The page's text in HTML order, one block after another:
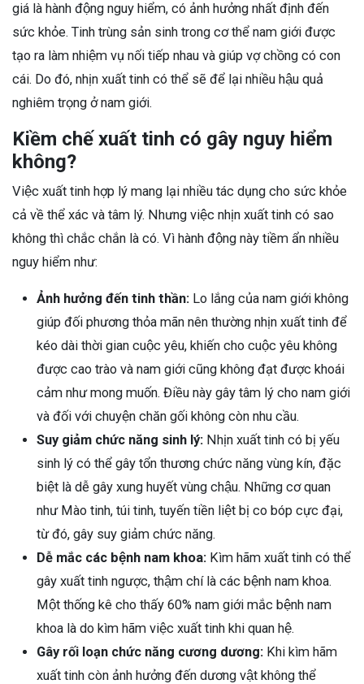
giá là hành động nguy hiểm, có ảnh hưởng nhất định đến
sức khỏe. Tinh trùng sản sinh trong cơ thể nam giới được
tạo ra làm nhiệm vụ nối tiếp nhau và giúp vợ chồng có con
cái. Do đó, nhịn xuất tinh có thể sẽ để lại nhiều hậu quả
nghiêm trọng ở nam giới.
Kiềm chế xuất tinh có gây nguy hiểm
không?
Việc xuất tinh hợp lý mang lại nhiều tác dụng cho sức khỏe
cả về thể xác và tâm lý. Nhưng việc nhịn xuất tinh có sao
không thì chắc chắn là có. Vì hành động này tiềm ẩn nhiều
nguy hiểm như:
Ảnh hưởng đến tinh thần: Lo lắng của nam giới không
giúp đối phương thỏa mãn nên thường nhịn xuất tinh để
kéo dài thời gian cuộc yêu, khiến cho cuộc yêu không
được cao trào và nam giới cũng không đạt được khoái
cảm như mong muốn. Điều này gây tâm lý cho nam giới
và đối với chuyện chăn gối không còn nhu cầu.
Suy giảm chức năng sinh lý: Nhịn xuất tinh có bị yếu
sinh lý có thể gây tổn thương chức năng vùng kín, đặc
biệt là dễ gây xung huyết vùng chậu. Những cơ quan
như Mào tinh, túi tinh, tuyến tiền liệt bị co bóp cực đại,
từ đó, gây suy giảm chức năng.
Dễ mắc các bệnh nam khoa: Kìm hãm xuất tinh có thể
gây xuất tinh ngược, thậm chí là các bệnh nam khoa.
Một thống kê cho thấy 60% nam giới mắc bệnh nam
khoa là do kìm hãm việc xuất tinh khi quan hệ.
Gây rối loạn chức năng cương dương: Khi kìm hãm
xuất tinh còn ảnh hưởng đến dương vật không thể